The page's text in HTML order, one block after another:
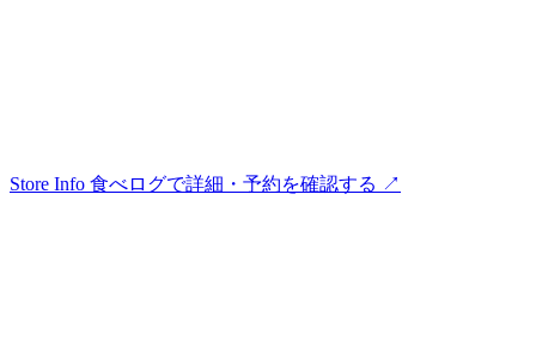
Store Info 食べログで詳細・予約を確認する ↗︎